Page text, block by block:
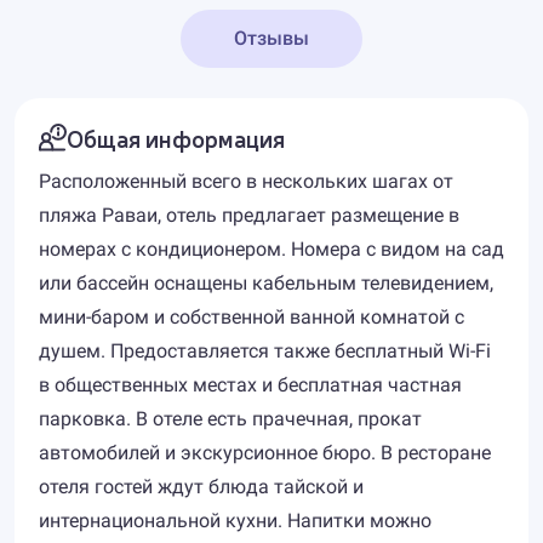
Отзывы
Общая информация
Расположенный всего в нескольких шагах от
пляжа Раваи, отель предлагает размещение в
номерах с кондиционером. Номера с видом на сад
или бассейн оснащены кабельным телевидением,
мини-баром и собственной ванной комнатой с
душем. Предоставляется также бесплатный Wi-Fi
в общественных местах и ​​бесплатная частная
парковка. В отеле есть прачечная, прокат
автомобилей и экскурсионное бюро. В ресторане
отеля гостей ждут блюда тайской и
интернациональной кухни. Напитки можно